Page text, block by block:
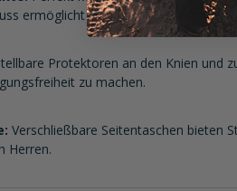
ermöglicht eine nahtlose
Protektoren an den Knien und
zu machen.
Verschließbare Seitentaschen bieten
Herren.